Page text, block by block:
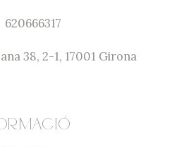
620666317
38, 2-1, 17001 Girona